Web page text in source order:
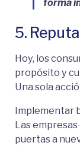
5.
Hoy, los
propósito y
Una sola
Implementar
Las
puertas a